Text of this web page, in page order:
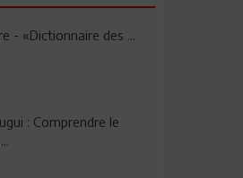
- «Dictionnaire des ...
: Comprendre le